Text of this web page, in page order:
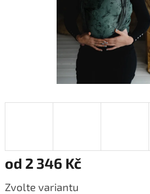
od 2 346 Kč
cena:
Zvolte variantu